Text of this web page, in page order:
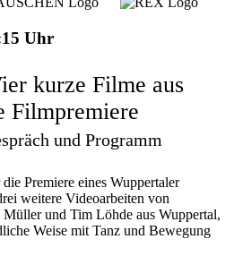
Uhr
kurze Filme aus
Filmpremiere
und Programm
Premiere eines Wuppertaler
weitere Videoarbeiten von
und Tim Löhde aus Wuppertal,
Weise mit Tanz und Bewegung